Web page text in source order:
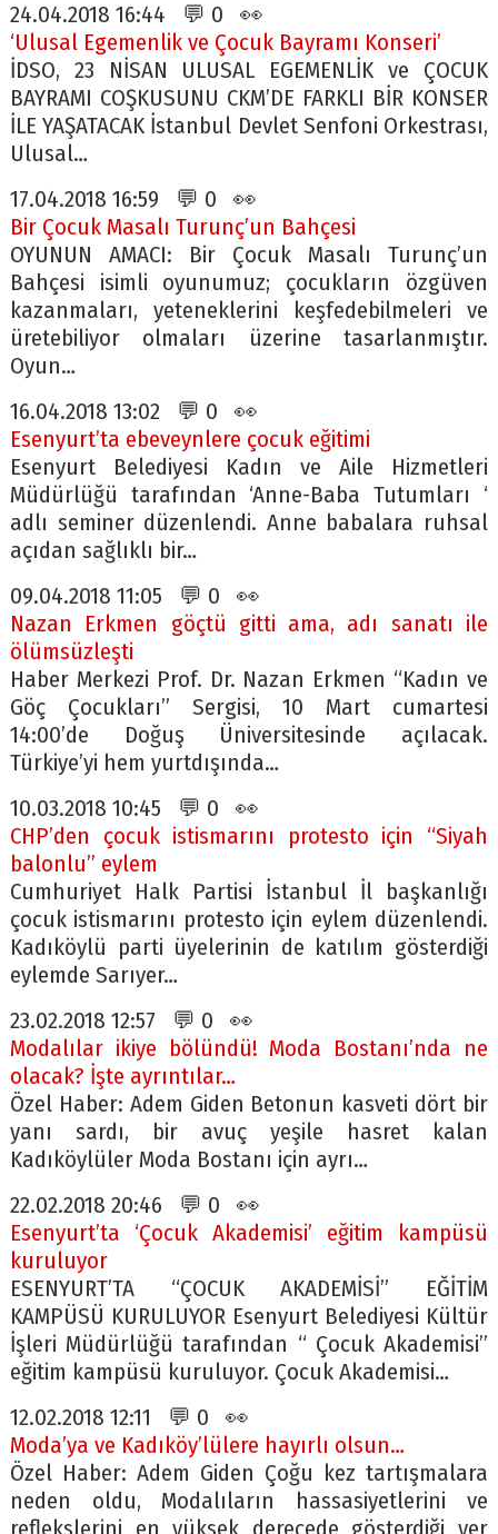
24.04.2018 16:44 💬 0 👀
‘Ulusal Egemenlik ve Çocuk Bayramı Konseri’
İDSO, 23 NİSAN ULUSAL EGEMENLİK ve ÇOCUK
BAYRAMI COŞKUSUNU CKM’DE FARKLI BİR KONSER
İLE YAŞATACAK İstanbul Devlet Senfoni Orkestrası,
Ulusal…
17.04.2018 16:59 💬 0 👀
Bir Çocuk Masalı Turunç’un Bahçesi
OYUNUN AMACI: Bir Çocuk Masalı Turunç’un
Bahçesi isimli oyunumuz; çocukların özgüven
kazanmaları, yeteneklerini keşfedebilmeleri ve
üretebiliyor olmaları üzerine tasarlanmıştır.
Oyun…
16.04.2018 13:02 💬 0 👀
Esenyurt’ta ebeveynlere çocuk eğitimi
Esenyurt Belediyesi Kadın ve Aile Hizmetleri
Müdürlüğü tarafından ‘Anne-Baba Tutumları ‘
adlı seminer düzenlendi. Anne babalara ruhsal
açıdan sağlıklı bir…
09.04.2018 11:05 💬 0 👀
Nazan Erkmen göçtü gitti ama, adı sanatı ile
ölümsüzleşti
Haber Merkezi Prof. Dr. Nazan Erkmen “Kadın ve
Göç Çocukları” Sergisi, 10 Mart cumartesi
14:00’de Doğuş Üniversitesinde açılacak.
Türkiye’yi hem yurtdışında…
10.03.2018 10:45 💬 0 👀
CHP’den çocuk istismarını protesto için “Siyah
balonlu” eylem
Cumhuriyet Halk Partisi İstanbul İl başkanlığı
çocuk istismarını protesto için eylem düzenlendi.
Kadıköylü parti üyelerinin de katılım gösterdiği
eylemde Sarıyer…
23.02.2018 12:57 💬 0 👀
Modalılar ikiye bölündü! Moda Bostanı’nda ne
olacak? İşte ayrıntılar…
Özel Haber: Adem Giden Betonun kasveti dört bir
yanı sardı, bir avuç yeşile hasret kalan
Kadıköylüler Moda Bostanı için ayrı…
22.02.2018 20:46 💬 0 👀
Esenyurt’ta ‘Çocuk Akademisi’ eğitim kampüsü
kuruluyor
ESENYURT’TA “ÇOCUK AKADEMİSİ” EĞİTİM
KAMPÜSÜ KURULUYOR Esenyurt Belediyesi Kültür
İşleri Müdürlüğü tarafından “ Çocuk Akademisi”
eğitim kampüsü kuruluyor. Çocuk Akademisi…
12.02.2018 12:11 💬 0 👀
Moda’ya ve Kadıköy’lülere hayırlı olsun…
Özel Haber: Adem Giden Çoğu kez tartışmalara
neden oldu, Modalıların hassasiyetlerini ve